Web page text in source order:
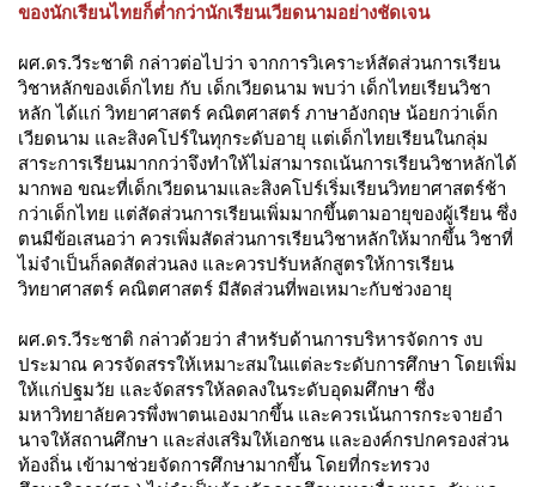
ของนักเรียนไทยก็ต่ำกว่านักเรียนเวียดนามอย่างชัดเจน
ผศ.ดร.วีระชาติ กล่าวต่อไปว่า จากการวิเคราะห์สัดส่วนการเรียน
วิชาหลักของเด็กไทย กับ เด็กเวียดนาม พบว่า เด็กไทยเรียนวิชา
หลัก ได้แก่ วิทยาศาสตร์ คณิตศาสตร์ ภาษาอังกฤษ น้อยกว่าเด็ก
เวียดนาม และสิงคโปร์ในทุกระดับอายุ แต่เด็กไทยเรียนในกลุ่ม
สาระการเรียนมากกว่าจึงทำให้ไม่สามารถเน้นการเรียนวิชาหลักได้
มากพอ ขณะที่เด็กเวียดนามและสิงคโปร์เริ่มเรียนวิทยาศาสตร์ช้า
กว่าเด็กไทย แต่สัดส่วนการเรียนเพิ่มมากขึ้นตามอายุของผู้เรียน ซึ่ง
ตนมีข้อเสนอว่า ควรเพิ่มสัดส่วนการเรียนวิชาหลักให้มากขึ้น วิชาที่
ไม่จำเป็นก็ลดสัดส่วนลง และควรปรับหลักสูตรให้การเรียน
วิทยาศาสตร์ คณิตศาสตร์ มีสัดส่วนที่พอเหมาะกับช่วงอายุ
ผศ.ดร.วีระชาติ กล่าวด้วยว่า สำหรับด้านการบริหารจัดการ งบ
ประมาณ ควรจัดสรรให้เหมาะสมในแต่ละระดับการศึกษา โดยเพิ่ม
ให้แก่ปฐมวัย และจัดสรรให้ลดลงในระดับอุดมศึกษา ซึ่ง
มหาวิทยาลัยควรพึ่งพาตนเองมากขึ้น และควรเน้นการกระจายอำ
นาจให้สถานศึกษา และส่งเสริมให้เอกชน และองค์กรปกครองส่วน
ท้องถิ่น เข้ามาช่วยจัดการศึกษามากขึ้น โดยที่กระทรวง